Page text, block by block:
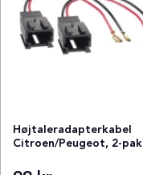
Højtaleradapterkabel
Citroen/Peugeot, 2-pak